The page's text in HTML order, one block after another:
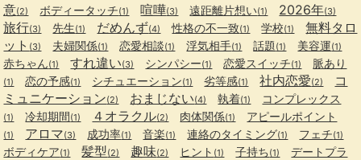
意(2) ボディータッチ(1) 喧嘩(3) 遠距離片想い(1) 2026年(3)
旅行(3) 先生(1) だめんず(4) 性格の不一致(1) 学校(1)
無料タロ
ット (3) 夫婦関係(1) 恋愛相談(1) 浮気相手(1) 話題(1) 美容運(1)
赤ちゃん(1) すれ違い(3) シンパシー(1) 恋愛スイッチ(1) 脈あり
(1) 恋の予感(1) シチュエーション(1) 劣等感(1) 社内恋愛(2)
コ
ミュニケーション(2) おまじない(4) 執着(1) コンプレックス
(1) 冷却期間(1) ４オラクル(2) 肉体関係(1) アピールポイント
(1) アロマ(3) 成功率(1) 音楽(1) 連絡のタイミング(1) フェチ(1)
ボディケア(1) 髪型(2) 趣味(2) ヒント (1) 子持ち(1)
デートプラ